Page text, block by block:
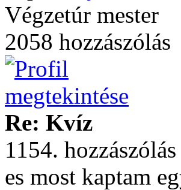
Végzetúr mester
2058 hozzászólás
Re: Kvíz
1154.
es most kaptam